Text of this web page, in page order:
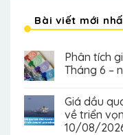
Bài viết mới
Phân tích
Tháng 6 –
Giá dầu
về triển
10/08/